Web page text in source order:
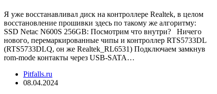
Я уже восстанавливал диск на контроллере Realtek, в целом
восстановление прошивки здесь по такому же алгоритму:
SSD Netac N600S 256GB: Посмотрим что внутри? Ничего
нового, перемаркированные чипы и контроллер RTS5733DL
(RTS5733DLQ, он же Realtek_RL6531) Подключаем замкнув
rom-mode контакты через USB-SATA…
Pitfalls.ru
08.04.2024